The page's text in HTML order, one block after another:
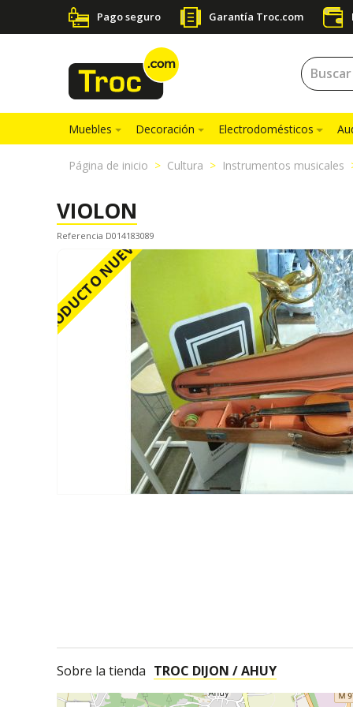
Pago seguro Garantía Troc.com
Muebles Decoración Electrodomésticos
Página de inicio Cultura Instrumentos musicales
VIOLON
Referencia D014183089
PRODUCTO NUEVO
Sobre la tienda TROC DIJON / AHUY